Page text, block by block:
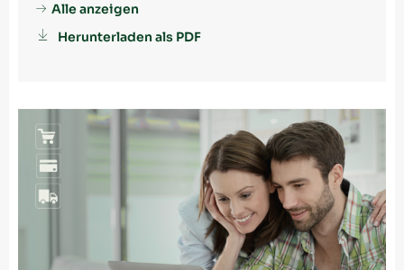
Alle anzeigen
Herunterladen als PDF